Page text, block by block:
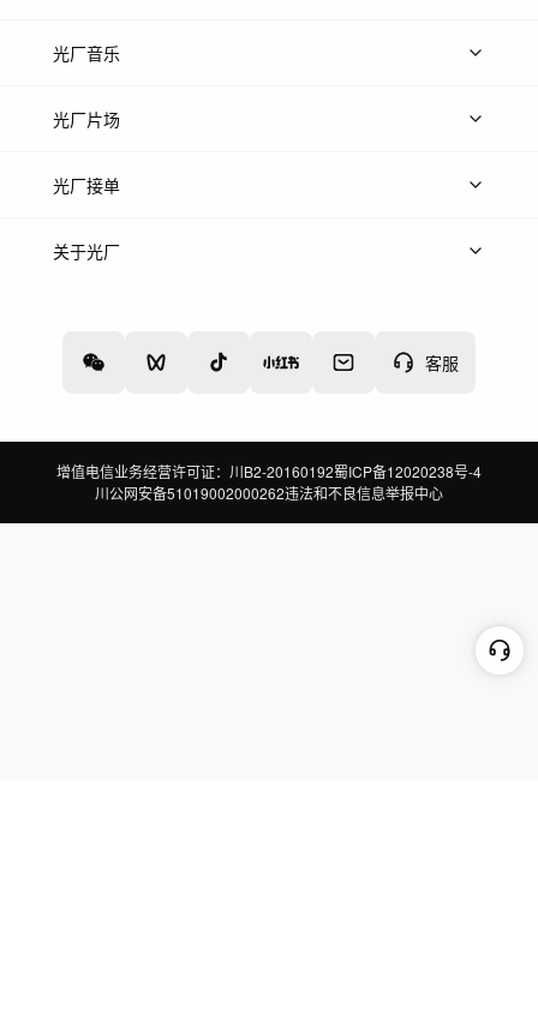
客服
上传图片
光厂音乐
热门音乐
光厂片场
上传案例
光厂接单
上架服务
关于光厂
增值电信业务经营许可证：川B2-20160192蜀ICP备12020238号-4
川公网安备51019002000262违法和不良信息举报中心